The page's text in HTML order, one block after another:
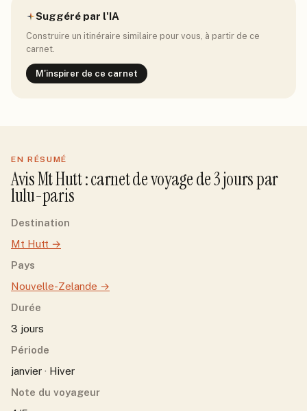
Suggéré par l'IA
Construire un itinéraire similaire pour vous, à partir de ce
carnet.
M'inspirer de ce carnet
EN RÉSUMÉ
AvisMt Hutt: carnet de voyage de3jourspar
lulu-paris
Destination
Mt Hutt →
Pays
Nouvelle-Zelande →
Durée
3 jours
Période
janvier · Hiver
Note du voyageur